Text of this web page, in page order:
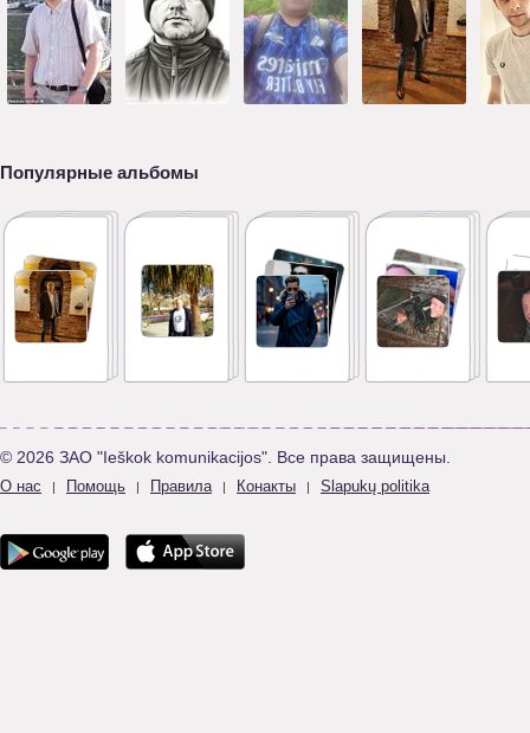
Популярные альбомы
© 2026 ЗАО "Ieškok komunikacijos". Все права защищены.
О нас | Помощь | Правила | Конакты | Slapukų politika